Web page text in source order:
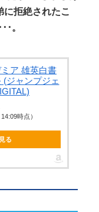
拒絶されたこ
･。
ア 雄英白書
ジャンプジェ
時点）
る